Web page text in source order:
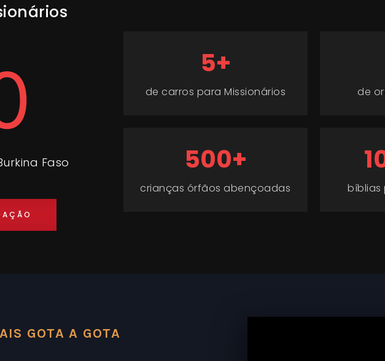
Faso
5+
de carros para Missionários de
500+
crianças órfãos abençoadas bíblias
GOTA A GOTA